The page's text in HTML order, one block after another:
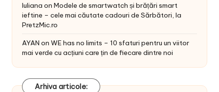
Iuliana on Modele de smartwatch și brățări smart
ieftine – cele mai căutate cadouri de Sărbători, la
PretzMic.ro
AYAN on WE has no limits – 10 sfaturi pentru un viitor
mai verde cu acțiuni care țin de fiecare dintre noi
Arhiva articole: